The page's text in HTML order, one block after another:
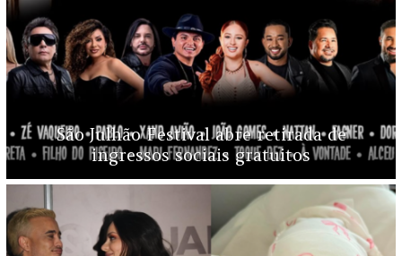
São Julhão Festival abre retirada de
ingressos sociais gratuitos